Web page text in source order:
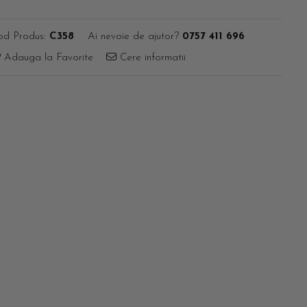
Produs: C358 Ai nevoie de ajutor? 0757 411 696
Adauga la Favorite Cere informatii